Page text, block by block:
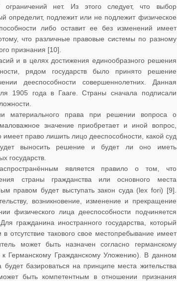
нет. Из этого следует, что выбор
определит, подлежит или не подлежит физическое
либо оставит ее без изменений имеет
что различные правовые системы по разному
признания [10].
и в целях достижения единообразного решения
рядом государств было принято решение
дееспособности совершеннолетних. Данная
1905 года в Гааге. Страны сначала подписали
материального права при решении вопроса о
значение приобретает и иной вопрос,
имеет право лишить лицо дееспособности, какой суд
выносить решение и будет ли оно иметь
государств.
является правило о том, что
страны гражданства или основного места
правом будет выступать закон суда (lex fori) [9].
возникновение, изменение и прекращение
физического лица дееспособности подчиняется
гражданина иностранного государства, который
отсутствие такового свое местопребывание имеет
может быть назначен согласно германскому
к Германскому Гражданскому Уложению). В данном
базироваться на принципе места жительства
быть компетентным в отношении признания